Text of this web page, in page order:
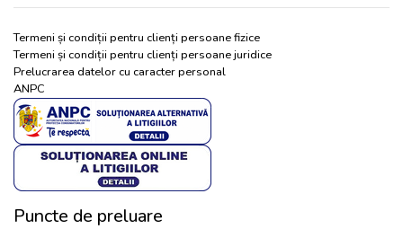
Termeni și condiții pentru clienți persoane fizice
Termeni și condiții pentru clienți persoane juridice
Prelucrarea datelor cu caracter personal
ANPC
Puncte de preluare